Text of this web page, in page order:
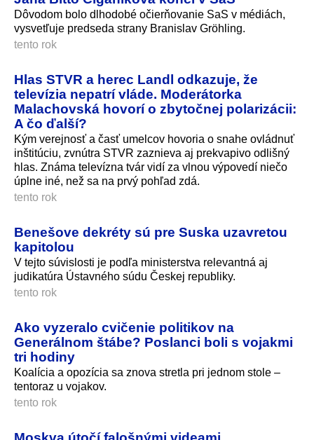
Dôvodom bolo dlhodobé očierňovanie SaS v médiách,
vysvetľuje predseda strany Branislav Gröhling.
tento rok
Hlas STVR a herec Landl odkazuje, že
televízia nepatrí vláde. Moderátorka
Malachovská hovorí o zbytočnej polarizácii:
A čo ďalší?
Kým verejnosť a časť umelcov hovoria o snahe ovládnuť
inštitúciu, zvnútra STVR zaznieva aj prekvapivo odlišný
hlas. Známa televízna tvár vidí za vlnou výpovedí niečo
úplne iné, než sa na prvý pohľad zdá.
tento rok
Benešove dekréty sú pre Suska uzavretou
kapitolou
V tejto súvislosti je podľa ministerstva relevantná aj
judikatúra Ústavného súdu Českej republiky.
tento rok
Ako vyzeralo cvičenie politikov na
Generálnom štábe? Poslanci boli s vojakmi
tri hodiny
Koalícia a opozícia sa znova stretla pri jednom stole –
tentoraz u vojakov.
tento rok